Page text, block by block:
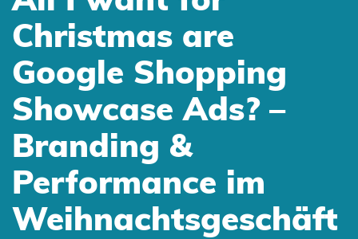
Christmas are
Google Shopping
Showcase Ads? –
Branding &
Performance im
Weihnachtsgeschäft